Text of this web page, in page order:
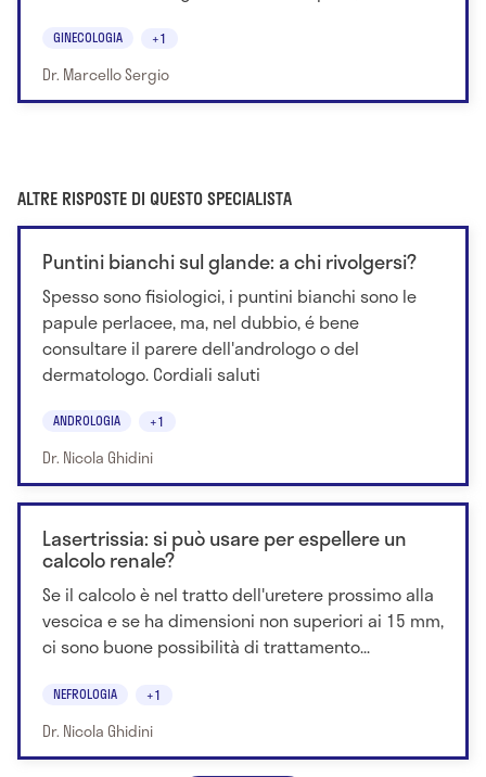
GINECOLOGIA +1
Dr. Marcello Sergio
ALTRE RISPOSTE DI QUESTO SPECIALISTA
Puntini bianchi sul glande: a chi rivolgersi?
Spesso sono fisiologici, i puntini bianchi sono le
papule perlacee, ma, nel dubbio, é bene
consultare il parere dell'andrologo o del
dermatologo. Cordiali saluti
ANDROLOGIA +1
Dr. Nicola Ghidini
Lasertrissia: si può usare per espellere un
calcolo renale?
Se il calcolo è nel tratto dell'uretere prossimo alla
vescica e se ha dimensioni non superiori ai 15 mm,
ci sono buone possibilità di trattamento...
NEFROLOGIA +1
Dr. Nicola Ghidini